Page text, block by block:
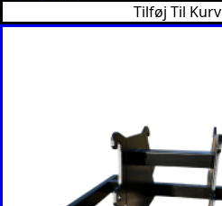
Tilføj Til Kurv